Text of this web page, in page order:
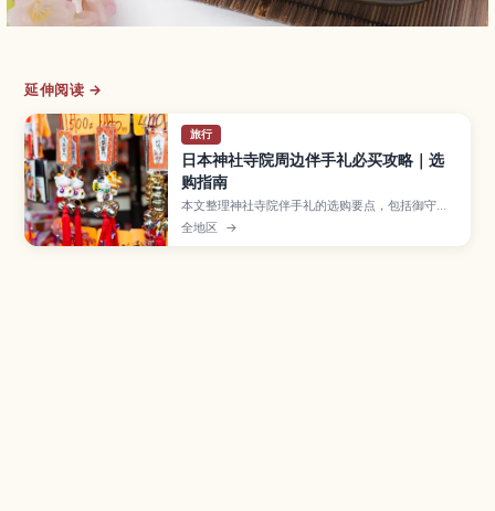
延伸阅读 →
旅行
日本神社寺院周边伴手礼必买攻略｜选
购指南
本文整理神社寺院伴手礼的选购要点，包括御守、
达摩等常见品项，以及店铺礼节与打包注意事项。
全地区 →